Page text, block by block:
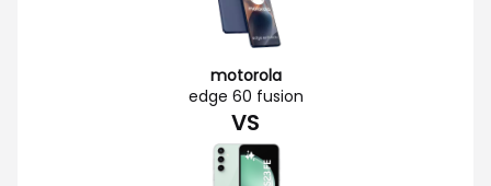
motorola
edge 60 fusion
VS